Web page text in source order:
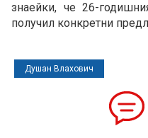
знаейки, че 26-
получил конкретни
Душан Влахович